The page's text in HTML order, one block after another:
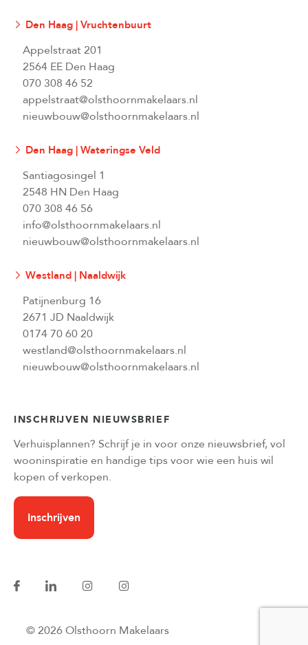
Den Haag | Vruchtenbuurt
Appelstraat 201
2564 EE Den Haag
070 308 46 52
appelstraat@olsthoornmakelaars.nl
nieuwbouw@olsthoornmakelaars.nl
Den Haag | Wateringse Veld
Santiagosingel 1
2548 HN Den Haag
070 308 46 56
info@olsthoornmakelaars.nl
nieuwbouw@olsthoornmakelaars.nl
Westland | Naaldwijk
Patijnenburg 16
2671 JD Naaldwijk
0174 70 60 20
westland@olsthoornmakelaars.nl
nieuwbouw@olsthoornmakelaars.nl
INSCHRIJVEN NIEUWSBRIEF
Verhuisplannen? Schrijf je in voor onze nieuwsbrief, vol
wooninspiratie en handige tips voor wie een huis wil
kopen of verkopen.
Inschrijven
© 2026 Olsthoorn Makelaars